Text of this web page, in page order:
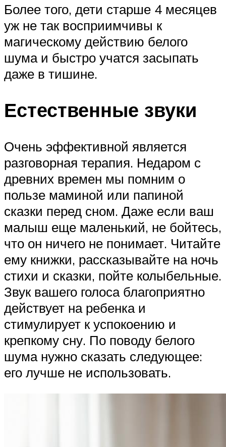
Более того, дети старше 4 месяцев
уж не так восприимчивы к
магическому действию белого
шума и быстро учатся засыпать
даже в тишине.
Естественные звуки
Очень эффективной является
разговорная терапия. Недаром с
древних времен мы помним о
пользе маминой или папиной
сказки перед сном. Даже если ваш
малыш еще маленький, не бойтесь,
что он ничего не понимает. Читайте
ему книжки, рассказывайте на ночь
стихи и сказки, пойте колыбельные.
Звук вашего голоса благоприятно
действует на ребенка и
стимулирует к успокоению и
крепкому сну. По поводу белого
шума нужно сказать следующее:
его лучше не использовать.